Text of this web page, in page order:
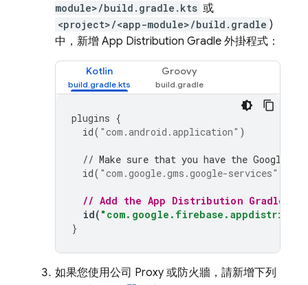
module>/build.gradle.kts 或
<project>/<app-module>/build.gradle )
中，新增 App Distribution Gradle 外掛程式：
Kotlin Groovy
plugins {
id( "com.android.application" )
// Make sure that you have the Google
id( "com.google.gms.google-services"
// Add the App Distribution Gradle
id(
}
如果您使用公司 Proxy 或防火牆，請新增下列